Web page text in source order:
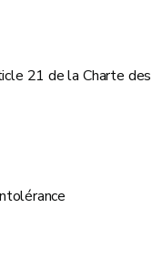
21 de la Charte